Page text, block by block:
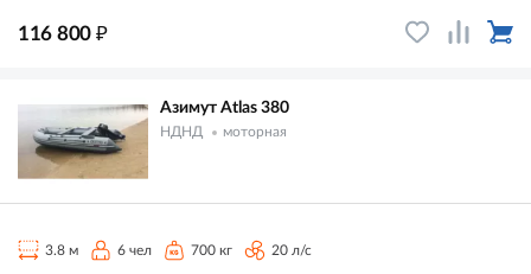
116 800 ₽
Азимут Atlas 380
НДНД моторная
3.8 м 6 чел 700 кг 20 л/с